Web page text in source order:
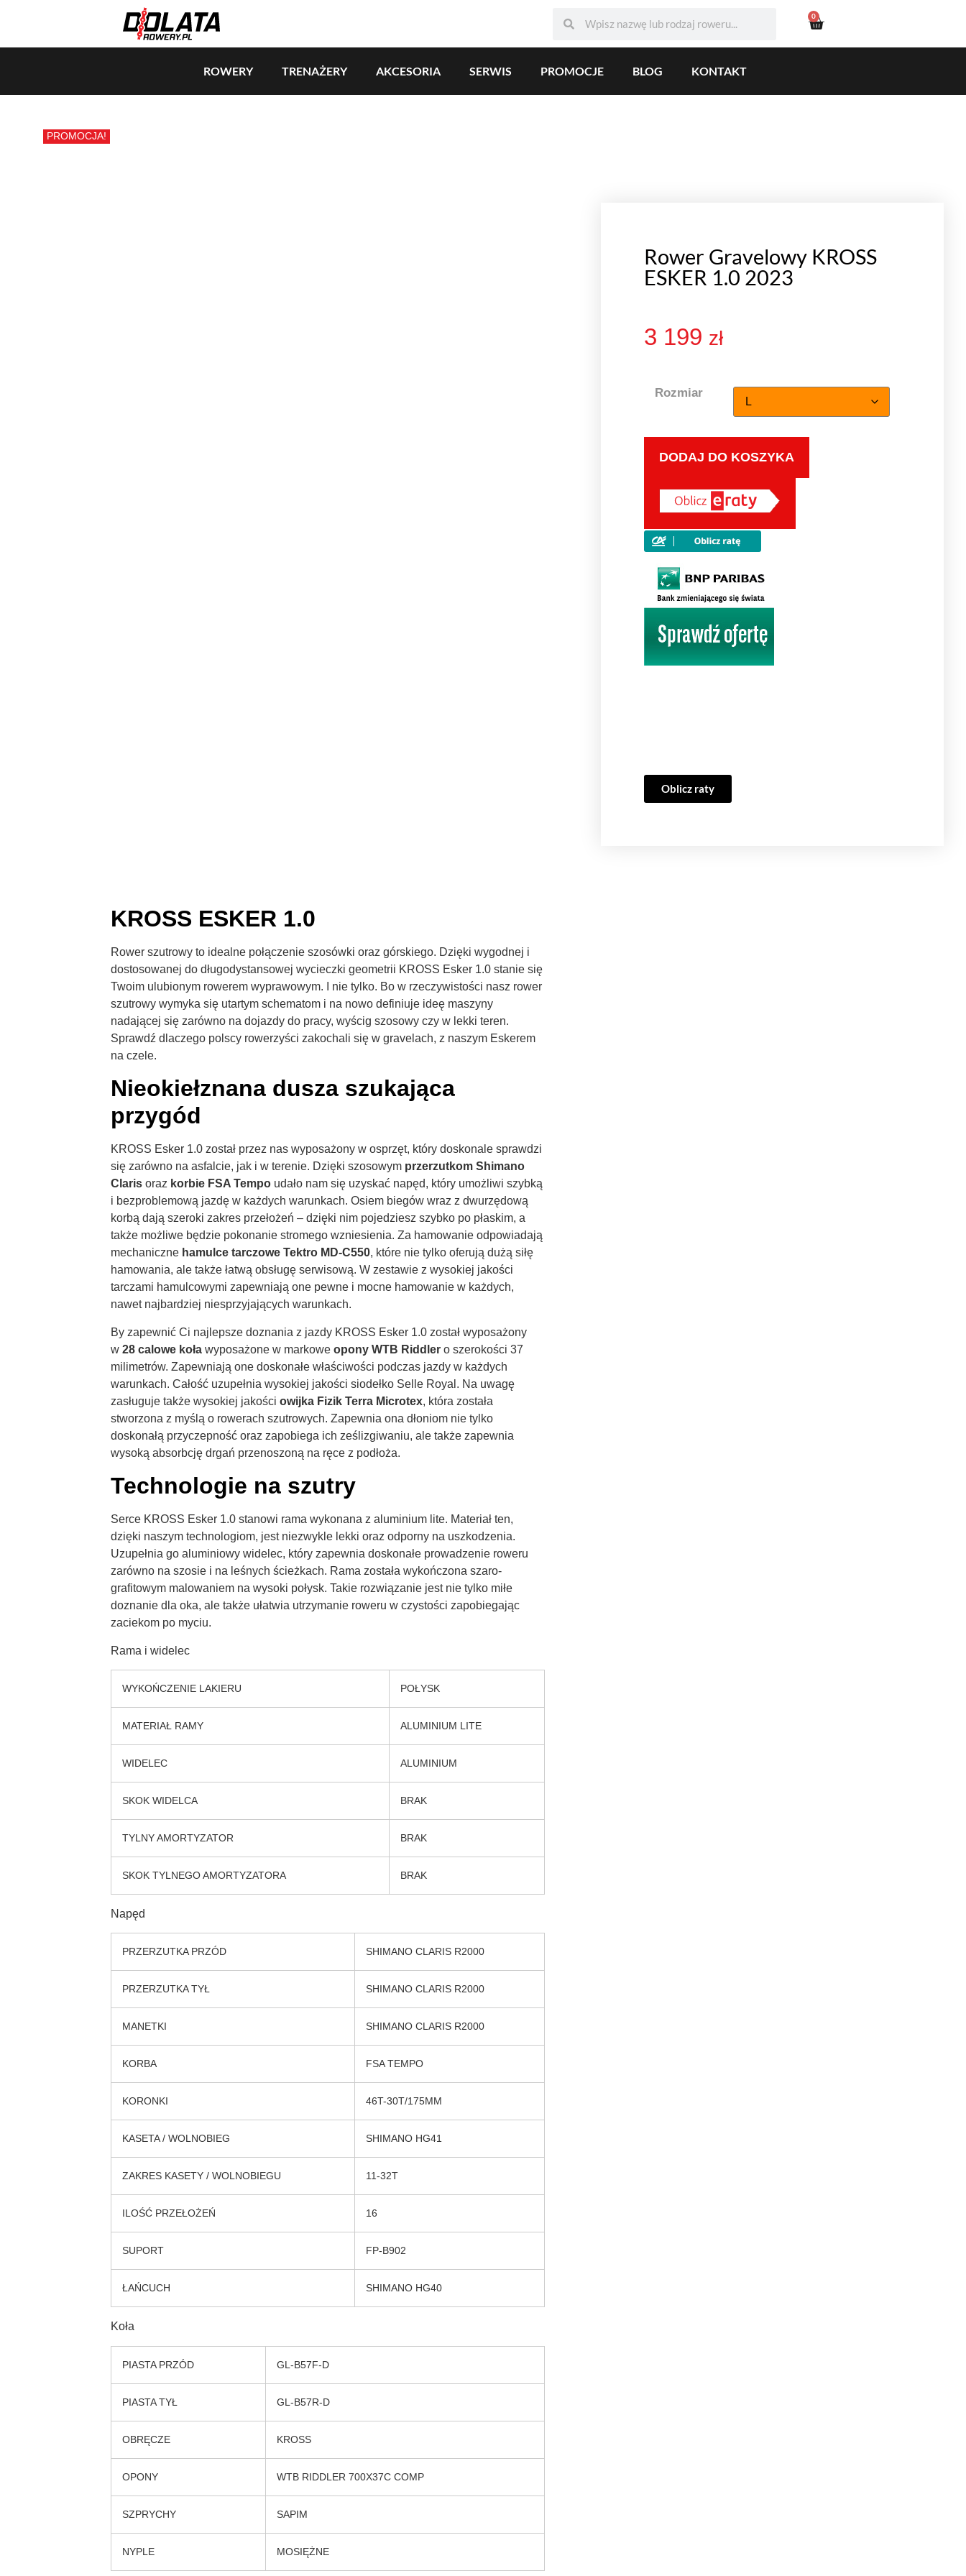
0
ROWERY TRENAŻERY AKCESORIA SERWIS PROMOCJE BLOG KONTAKT
PROMOCJA!
Rower Gravelowy KROSS
ESKER 1.0 2023
3 199 zł
Rozmiar
DODAJ DO KOSZYKA
Oblicz raty
KROSS ESKER 1.0
Rower szutrowy to idealne połączenie szosówki oraz górskiego. Dzięki wygodnej i
dostosowanej do długodystansowej wycieczki geometrii KROSS Esker 1.0 stanie się
Twoim ulubionym rowerem wyprawowym. I nie tylko. Bo w rzeczywistości nasz rower
szutrowy wymyka się utartym schematom i na nowo definiuje ideę maszyny
nadającej się zarówno na dojazdy do pracy, wyścig szosowy czy w lekki teren.
Sprawdź dlaczego polscy rowerzyści zakochali się w gravelach, z naszym Eskerem
na czele.
Nieokiełznana dusza szukająca
przygód
KROSS Esker 1.0 został przez nas wyposażony w osprzęt, który doskonale sprawdzi
się zarówno na asfalcie, jak i w terenie. Dzięki szosowym przerzutkom Shimano
Claris oraz korbie FSA Tempo udało nam się uzyskać napęd, który umożliwi szybką
i bezproblemową jazdę w każdych warunkach. Osiem biegów wraz z dwurzędową
korbą dają szeroki zakres przełożeń – dzięki nim pojedziesz szybko po płaskim, a
także możliwe będzie pokonanie stromego wzniesienia. Za hamowanie odpowiadają
mechaniczne hamulce tarczowe Tektro MD-C550, które nie tylko oferują dużą siłę
hamowania, ale także łatwą obsługę serwisową. W zestawie z wysokiej jakości
tarczami hamulcowymi zapewniają one pewne i mocne hamowanie w każdych,
nawet najbardziej niesprzyjających warunkach.
By zapewnić Ci najlepsze doznania z jazdy KROSS Esker 1.0 został wyposażony
w28 calowe koła wyposażone w markoweopony WTB Riddler o szerokości 37
milimetrów. Zapewniają one doskonałe właściwości podczas jazdy w każdych
warunkach. Całość uzupełnia wysokiej jakości siodełko Selle Royal. Na uwagę
zasługuje także wysokiej jakościowijka Fizik Terra Microtex, która została
stworzona z myślą o rowerach szutrowych. Zapewnia ona dłoniom nie tylko
doskonałą przyczepność oraz zapobiega ich ześlizgiwaniu, ale także zapewnia
wysoką absorbcję drgań przenoszoną na ręce z podłoża.
Technologie na szutry
Serce KROSS Esker 1.0 stanowi rama wykonana z aluminium lite. Materiał ten,
dzięki naszym technologiom, jest niezwykle lekki oraz odporny na uszkodzenia.
Uzupełnia go aluminiowy widelec, który zapewnia doskonałe prowadzenie roweru
zarówno na szosie i na leśnych ścieżkach. Rama została wykończona szaro-
grafitowym malowaniem na wysoki połysk. Takie rozwiązanie jest nie tylko miłe
doznanie dla oka, ale także ułatwia utrzymanie roweru w czystości zapobiegając
zaciekom po myciu.
Rama i widelec
WYKOŃCZENIE LAKIERU POŁYSK
MATERIAŁ RAMY ALUMINIUM LITE
WIDELEC ALUMINIUM
SKOK WIDELCA BRAK
TYLNY AMORTYZATOR BRAK
SKOK TYLNEGO AMORTYZATORA BRAK
Napęd
PRZERZUTKA PRZÓD SHIMANO CLARIS R2000
PRZERZUTKA TYŁ SHIMANO CLARIS R2000
MANETKI SHIMANO CLARIS R2000
KORBA FSA TEMPO
KORONKI 46T-30T/175MM
KASETA / WOLNOBIEG SHIMANO HG41
ZAKRES KASETY / WOLNOBIEGU 11-32T
ILOŚĆ PRZEŁOŻEŃ 16
SUPORT FP-B902
ŁAŃCUCH SHIMANO HG40
Koła
PIASTA PRZÓD GL-B57F-D
PIASTA TYŁ GL-B57R-D
OBRĘCZE KROSS
OPONY WTB RIDDLER 700X37C COMP
SZPRYCHY SAPIM
NYPLE MOSIĘŻNE